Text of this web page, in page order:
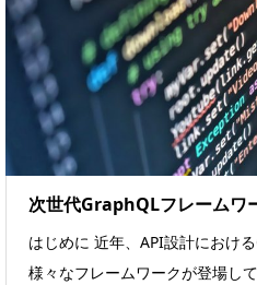
次世代GraphQLフレームワ
はじめに 近年、API設計におけ
様々なフレームワークが登場し